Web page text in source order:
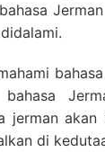
jerman akan
di